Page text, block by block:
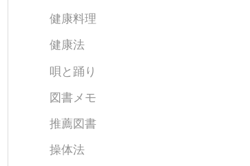
健康料理
健康法
唄と踊り
図書メモ
推薦図書
操体法